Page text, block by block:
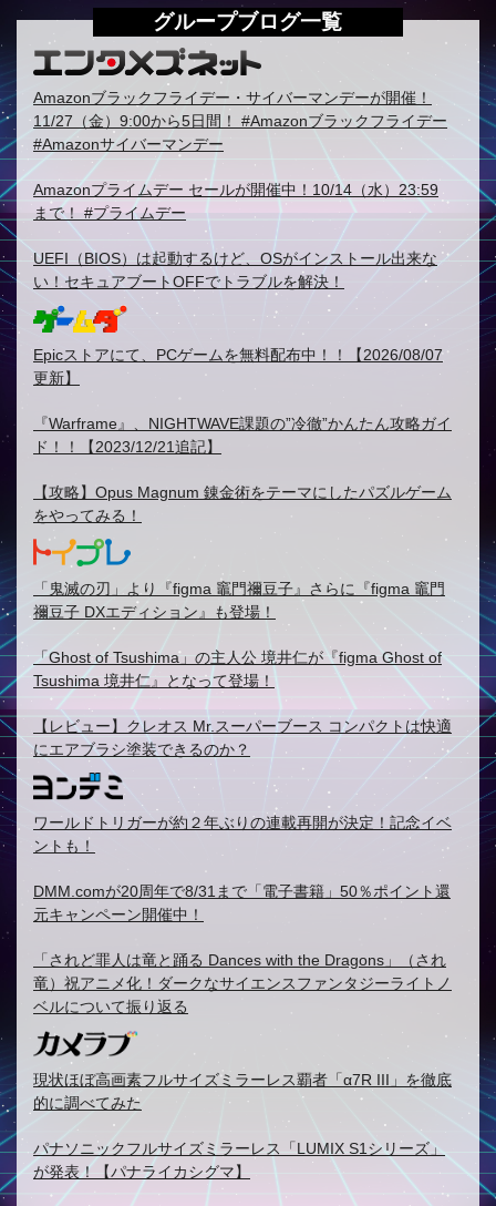
グループブログ一覧
Amazonブラックフライデー・サイバーマンデーが開催！
11/27（金）9:00から5日間！ #Amazonブラックフライデー
#Amazonサイバーマンデー
Amazonプライムデー セールが開催中！10/14（水）23:59
まで！ #プライムデー
UEFI（BIOS）は起動するけど、OSがインストール出来な
い！セキュアブートOFFでトラブルを解決！
Epicストアにて、PCゲームを無料配布中！！【2026/08/07
更新】
『Warframe』、NIGHTWAVE課題の”冷徹”かんたん攻略ガイ
ド！！【2023/12/21追記】
【攻略】Opus Magnum 錬金術をテーマにしたパズルゲーム
をやってみる！
「鬼滅の刃」より『figma 竈門禰豆子』さらに『figma 竈門
禰豆子 DXエディション』も登場！
「Ghost of Tsushima」の主人公 境井仁が『figma Ghost of
Tsushima 境井仁』となって登場！
【レビュー】クレオス Mr.スーパーブース コンパクトは快適
にエアブラシ塗装できるのか？
ワールドトリガーが約２年ぶりの連載再開が決定！記念イベ
ントも！
DMM.comが20周年で8/31まで「電子書籍」50％ポイント還
元キャンペーン開催中！
「されど罪人は竜と踊る Dances with the Dragons」（され
竜）祝アニメ化！ダークなサイエンスファンタジーライトノ
ベルについて振り返る
現状ほぼ高画素フルサイズミラーレス覇者「α7R III」を徹底
的に調べてみた
パナソニックフルサイズミラーレス「LUMIX S1シリーズ」
が発表！【パナライカシグマ】